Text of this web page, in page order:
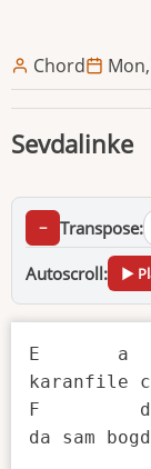
Chord
Sevdalinke
− Transpose:
Autoscroll: ▶
E       a
karanfile
F
da sam